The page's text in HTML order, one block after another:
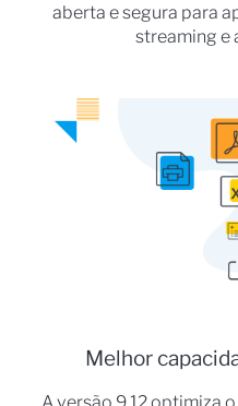
aberta e segura para
streaming e
Melhor